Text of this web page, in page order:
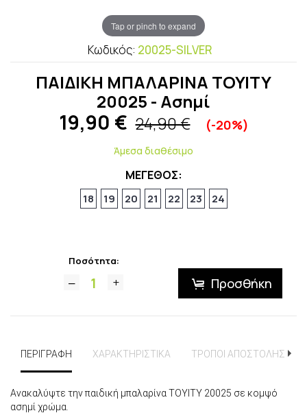
Tap or pinch to expand
Κωδικός: 20025-SILVER
ΠΑΙΔΙΚΗ ΜΠΑΛΑΡΙΝΑ TOYITY
20025 - Ασημί
19,90 €24,90 € (-20%)
Άμεσα διαθέσιμο
ΜΕΓΕΘΟΣ:
18 19 20 21 22 23 24
Ποσότητα:
Προσθήκη
ΠΕΡΙΓΡΑΦΗ ΧΑΡΑΚΤΗΡΙΣΤΙΚΑ ΤΡΟΠΟΙ ΑΠΟΣΤΟΛΗΣ
Ανακαλύψτε την παιδική μπαλαρίνα TOYITY 20025 σε κομψό
ασημί χρώμα.